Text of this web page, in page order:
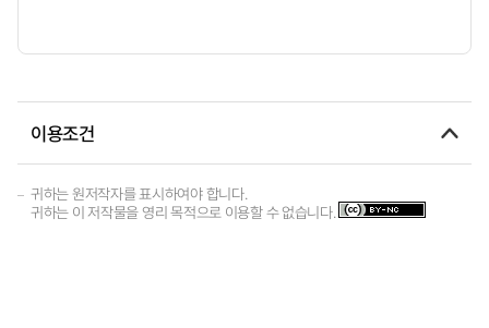
이용조건
귀하는 원저작자를 표시하여야 합니다.
귀하는 이 저작물을 영리 목적으로 이용할 수 없습니다.